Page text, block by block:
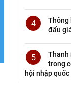
4
Thông
đấu
5
Thanh
trong
hội nhập quốc